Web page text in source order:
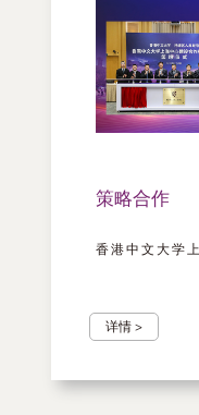
策略合作
香港中文大学
详情 >